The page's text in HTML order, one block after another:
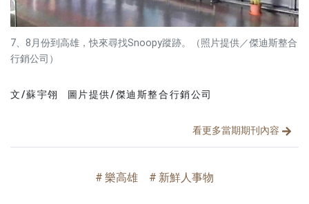
7、8月份到高雄，快來尋找Snoopy蹤跡。（照片提供／傑迪斯整合
行銷公司）
文/蘇宇翎 圖片提供/傑迪斯整合行銷公司
看更多當期期刊內容
文章分類
樂高雄 新鮮人事物
分享文章